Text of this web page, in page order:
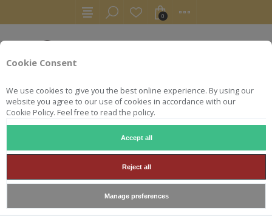
Cookie Consent
We use cookies to give you the best online experience. By using our
website you agree to our use of cookies in accordance with our
Cookie Policy. Feel free to read the policy.
Accept all
Reject all
Manage preferences
0
CLYNELISH 12Y SPECIAL
RELEASE 2022 58.5°